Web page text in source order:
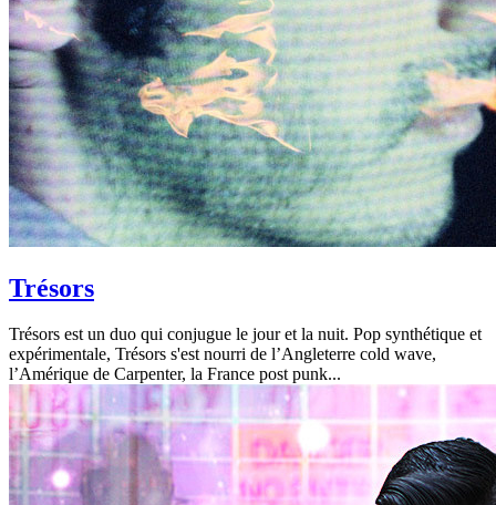
Trésors
Trésors est un duo qui conjugue le jour et la nuit. Pop synthétique et
expérimentale, Trésors s'est nourri de l’Angleterre cold wave,
l’Amérique de Carpenter, la France post punk...